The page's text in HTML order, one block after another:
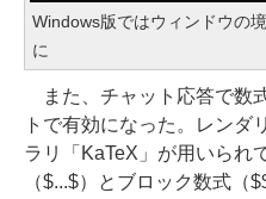
Windows版ではウィンドウの
に
また、チャット応答で数
トで有効になった。レンダ
ラリ「KaTeX」が用いられ
（$...$）とブロック数式（